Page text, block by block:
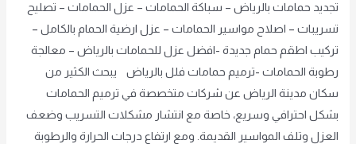
تجديد حمامات بالرياض – سباكة الحمامات – عزل الحمامات – تصليح
تسريبات – اصلاح مواسير الحمامات – عزل ارضية الحمام بالكامل –
تركيب اطقم حمام جديدة -افضل عزل للحمامات بالرياض – معالجة
رطوبة الحمامات -ترميم حمامات فلل بالرياض يبحث الكثير من
سكان مدينة الرياض عن شركات متخصصة في ترميم الحمامات
بشكل احترافي وسريع، خاصة مع انتشار مشكلات التسريب وضعف
العزل وتلف المواسير القديمة. ومع ارتفاع درجات الحرارة والرطوبة